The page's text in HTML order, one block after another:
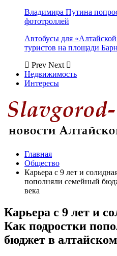
Владимира Путина
фототроллей
Автобусы для
туристов на площади
Prev Next
Недвижимость
Интересы
Главная
Общество
Карьера с 9 лет и
пополняли семейный
века
Карьера с 9 лет и
Как подростки
бюджет в